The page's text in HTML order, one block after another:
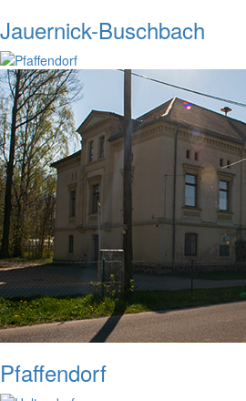
Jauernick-Buschbach
Pfaffendorf